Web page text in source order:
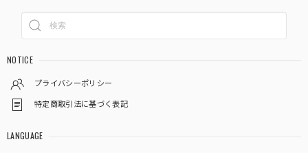
NOTICE
プライバシーポリシー
特定商取引法に基づく表記
LANGUAGE